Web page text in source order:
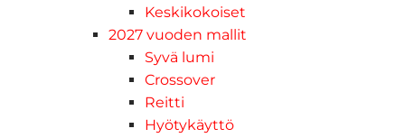
Keskikokoiset
2027 vuoden mallit
Syvä lumi
Crossover
Reitti
Hyötykäyttö